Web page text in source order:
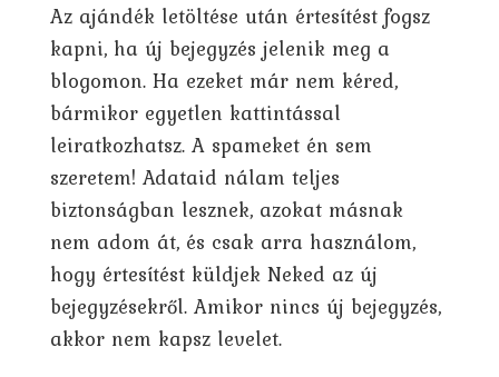
Az ajándék letöltése után értesítést fogsz
kapni, ha új bejegyzés jelenik meg a
blogomon. Ha ezeket már nem kéred,
bármikor egyetlen kattintással
leiratkozhatsz. A spameket én sem
szeretem! Adataid nálam teljes
biztonságban lesznek, azokat másnak
nem adom át, és csak arra használom,
hogy értesítést küldjek Neked az új
bejegyzésekről. Amikor nincs új bejegyzés,
akkor nem kapsz levelet.